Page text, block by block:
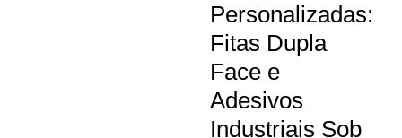
Personalizadas:
Fitas Dupla
Face e
Adesivos
Industriais Sob